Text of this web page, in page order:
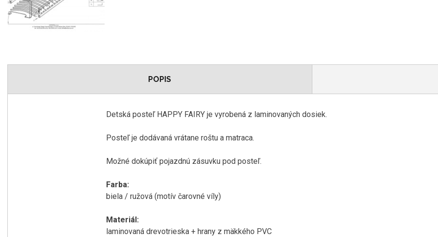
POPIS
Detská posteľ HAPPY FAIRY je vyrobená z laminovaných dosiek.
Posteľ je dodávaná vrátane roštu a matraca.
Možné dokúpiť pojazdnú zásuvku pod posteľ.
Farba:
biela / ružová (motív čarovné víly)
Materiál :
laminovaná drevotrieska + hrany z mäkkého PVC